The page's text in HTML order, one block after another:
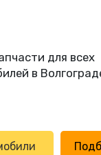
для всех
в